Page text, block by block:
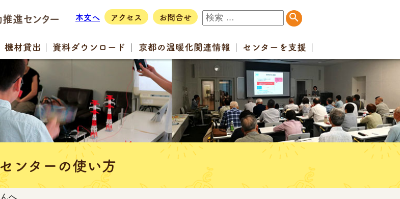
本文へ アクセス お問合せ
機材貸出 資料ダウンロード 京都の温暖化関連情報 センター を支援
センターの使い方
へ